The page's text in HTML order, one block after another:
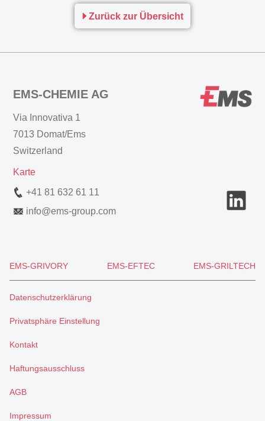
Zurück zur Übersicht
EMS-CHEMIE AG
Via Innovativa 1
7013 Domat/Ems
Switzerland
Karte
+41 81 632 61 11
info@ems-group.com
EMS-GRIVORY EMS-EFTEC EMS-GRILTECH
Datenschutzerklärung
Privatsphäre Einstellung
Kontakt
Haftungsausschluss
AGB
Impressum